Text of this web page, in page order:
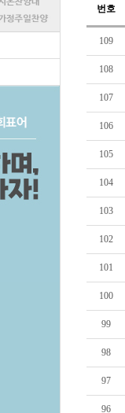
번호
109
108
107
106
105
104
103
102
101
100
99
98
97
96